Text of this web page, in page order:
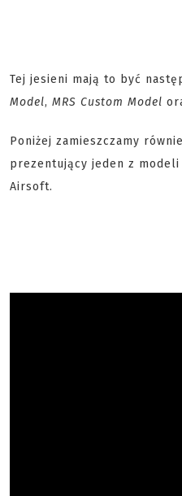
Tej jesieni mają to być
Model, MRS Custom Model
Poniżej zamieszczamy
prezentujący jeden z
Airsoft.